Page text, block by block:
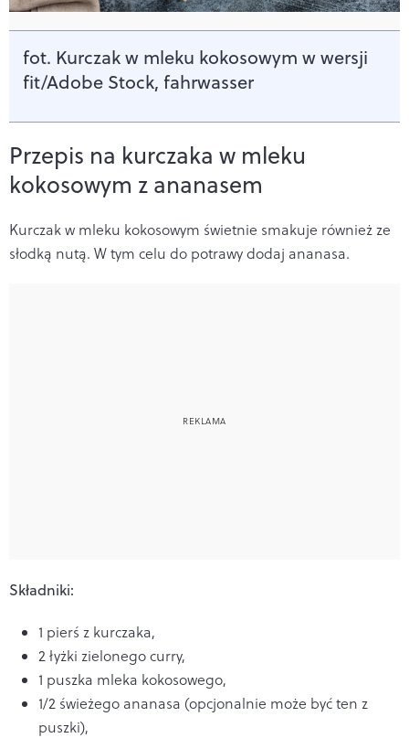
fot. Kurczak w mleku kokosowym w wersji
fit/Adobe Stock, fahrwasser
Przepis na kurczaka w mleku
kokosowym z ananasem
Kurczak w mleku kokosowym świetnie smakuje również ze
słodką nutą. W tym celu do potrawy dodaj ananasa.
Składniki:
1 pierś z kurczaka,
2 łyżki zielonego curry,
1 puszka mleka kokosowego,
1/2 świeżego ananasa (opcjonalnie może być ten z
puszki),